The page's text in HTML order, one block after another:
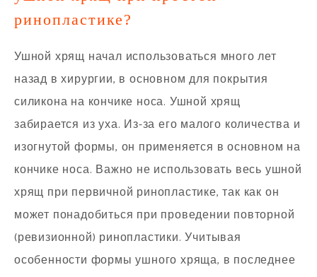
ринопластике?
Ушной хрящ начал использоваться много лет
назад в хирургии, в основном для покрытия
силикона на кончике носа. Ушной хрящ
забирается из уха. Из-за его малого количества и
изогнутой формы, он применяется в основном на
кончике носа. Важно не использовать весь ушной
хрящ при первичной ринопластике, так как он
может понадобиться при проведении повторной
(ревизионной) ринопластики. Учитывая
особенности формы ушного хряща, в последнее